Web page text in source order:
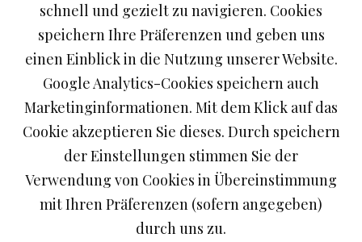
Kontakt:
Telefon: +49 (0) 8321-3346
E-Mail: info@enzian-brennerei.de
Registereintrag:
Eintragung im Handelsregister.
Registergericht:Amtsgericht Kempten
Registernummer: HRA 6074
schnell und gezielt zu navigieren. Cookies
speichern Ihre Präferenzen und geben uns
einen Einblick in die Nutzung unserer Website.
Google Analytics-Cookies speichern auch
Marketinginformationen. Mit dem Klick auf das
Cookie akzeptieren Sie dieses. Durch speichern
der Einstellungen stimmen Sie der
Verwendung von Cookies in Übereinstimmung
mit Ihren Präferenzen (sofern angegeben)
durch uns zu.